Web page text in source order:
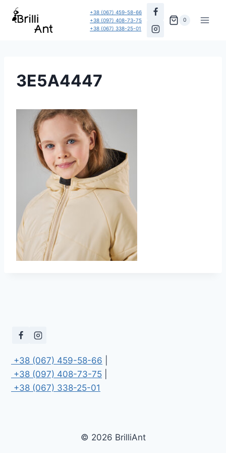
Перейти
+38 (067) 459-58-66
+38 (097) 408-73-75
+38 (067) 338-25-01
0
3E5A4447
+38 (067) 459-58-66
+38 (097) 408-73-75
+38 (067) 338-25-01
© 2026 BrilliAnt